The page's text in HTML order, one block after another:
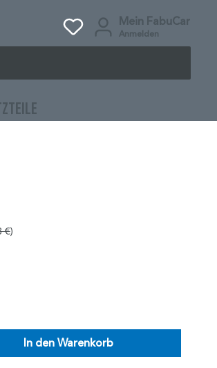
Mein FabuCar
Anmelden
€)
In den Warenkorb